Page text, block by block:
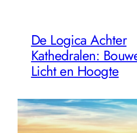
De Logica Achter
Kathedralen:
Licht en Hoogte